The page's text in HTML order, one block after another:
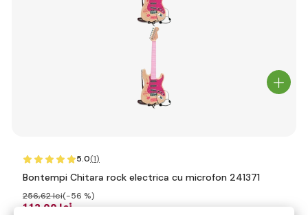
5.0(1)
Bontempi Chitara rock electrica cu microfon 241371
112 ,00 lei
256,62 lei(-56 %)